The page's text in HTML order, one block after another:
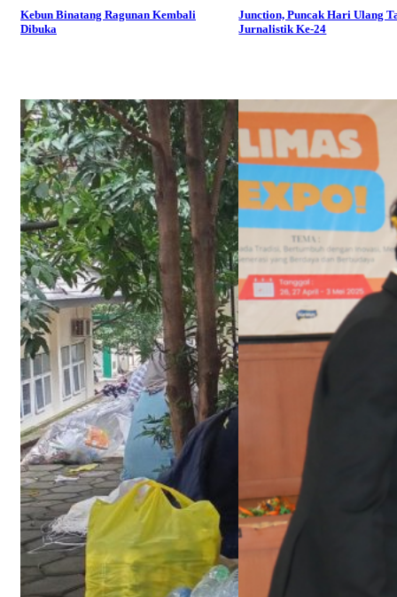
Kebun Binatang Ragunan Kembali
Dibuka
Junction, Puncak Hari Ulang
Jurnalistik Ke-24